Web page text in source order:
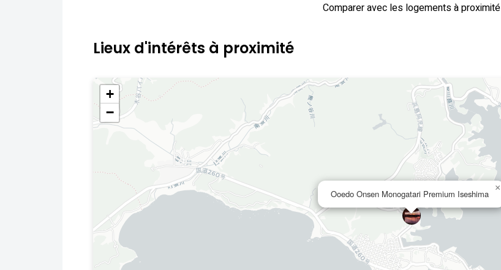
Comparer avec les logements à proximité
Lieux d'intérêts à proximité
Ooedo Onsen Monogatari Premium Iseshima
×
+
−